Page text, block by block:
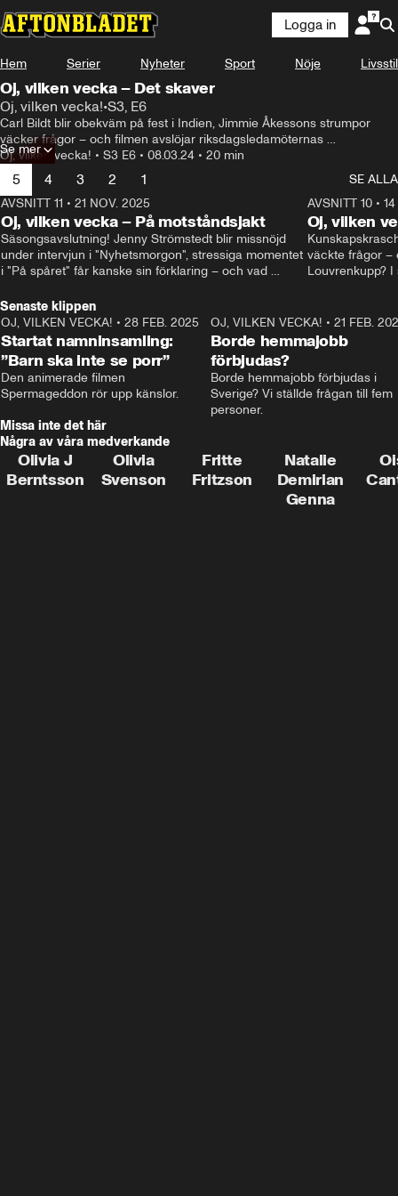
Det här är en epokgörande händelse för vårt land.
Logga in
Hem Serier Nyheter Sport Nöje Livsstil
Oj, vilken vecka – Det skaver
Oj, vilken vecka!•S3, E6
Carl Bildt blir obekväm på fest i Indien, Jimmie Åkessons strumpor
väcker frågor – och filmen avslöjar riksdagsledamöternas
mobilanvändande. Karin Pettersson och Tone Schunnesson gästar
veckans avsnitt som leds av Olivia J Berntsson.
Oj, vilken vecka! • S3 E6 • 08.03.24 • 20 min
Se mer
5 4 3 2 1
SE ALLA
AVSNITT 11 • 21 NOV. 2025
Oj, vilken vecka – På motståndsjakt
Säsongsavslutning! Jenny Strömstedt blir missnöjd
under intervjun i "Nyhetsmorgon", stressiga momentet
i "På spåret" får kanske sin förklaring – och vad
Cantwell och Karin Pettersson.
AVSNITT 10•
Oj, vilken
väckte frågor –
Louvrenkupp?
Senaste klippen
2:40
OJ, VILKEN VECKA! • 28 FEB. 2025
Startat namninsamling:
”Barn ska inte se porr”
Den animerade filmen
Spermageddon rör upp känslor.
OJ, VILKEN VECKA! • 21 FEB.
Borde hemmajobb
förbjudas?
Borde hemmajobb förbjudas i
Sverige? Vi ställde frågan till fem
personer.
Missa inte det här
Några av våra medverkande
Olivia J
Berntsson
Olivia
Svenson
Fritte
Fritzson
Natalie
Demirian
Genna